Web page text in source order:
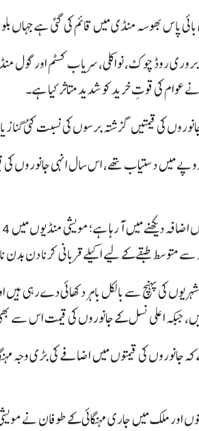
پاس بھوسہ منڈی میں قائم کی گئی ہے جہاں
بروری روڈ چوک، نواکلی، سریاب کسٹم اور
عوام کی قوتِ خرید کو شدید متاثر کیا ہے۔
کی قیمتیں گزشتہ برسوں کی نسبت کئی گنا
طبقے کے لیے اکیلے قربانی کرنا دن بدن
جانوروں کی قیمتوں میں اضافے کی بڑی وجہ
اور ملک میں جاری مہنگائی کے طوفان نے